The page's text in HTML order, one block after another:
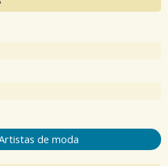
de moda